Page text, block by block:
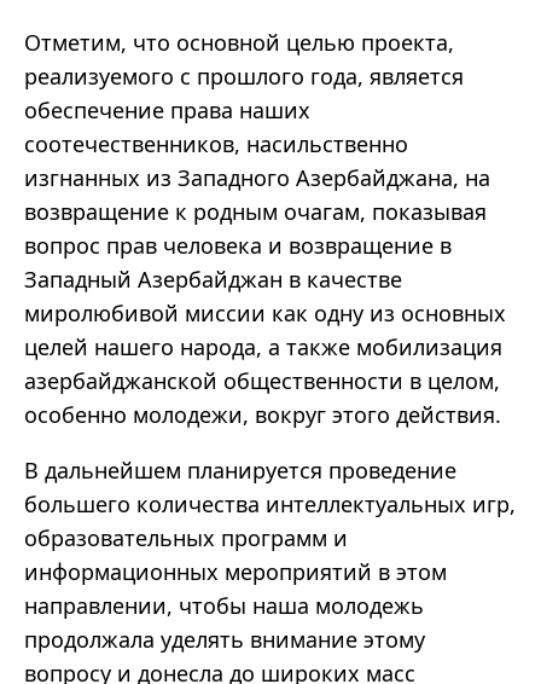
Отметим, что основной целью проекта,
реализуемого с прошлого года, является
обеспечение права наших
соотечественников, насильственно
изгнанных из Западного Азербайджана, на
возвращение к родным очагам, показывая
вопрос прав человека и возвращение в
Западный Азербайджан в качестве
миролюбивой миссии как одну из основных
целей нашего народа, а также мобилизация
азербайджанской общественности в целом,
особенно молодежи, вокруг этого действия.
В дальнейшем планируется проведение
большего количества интеллектуальных игр,
образовательных программ и
информационных мероприятий в этом
направлении, чтобы наша молодежь
продолжала уделять внимание этому
вопросу и донесла до широких масс